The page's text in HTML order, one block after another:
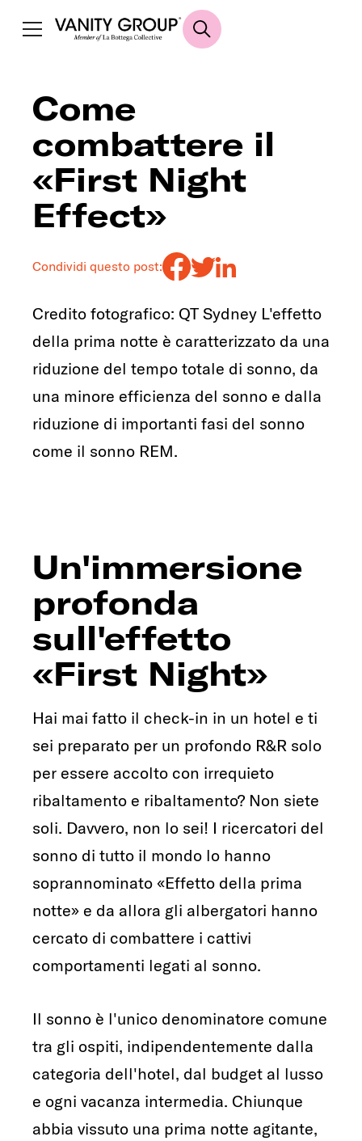
Come
combattere il
«First Night
Effect»
Condividi questo post:
Credito fotografico: QT Sydney L'effetto
della prima notte è caratterizzato da una
riduzione del tempo totale di sonno, da
una minore efficienza del sonno e dalla
riduzione di importanti fasi del sonno
come il sonno REM.
Un'immersione
profonda
sull'effetto
«First Night»
Hai mai fatto il check-in in un hotel e ti
sei preparato per un profondo R&R solo
per essere accolto con irrequieto
ribaltamento e ribaltamento? Non siete
soli. Davvero, non lo sei! I ricercatori del
sonno di tutto il mondo lo hanno
soprannominato «Effetto della prima
notte» e da allora gli albergatori hanno
cercato di combattere i cattivi
comportamenti legati al sonno.
Il sonno è l'unico denominatore comune
tra gli ospiti, indipendentemente dalla
categoria dell'hotel, dal budget al lusso
e ogni vacanza intermedia. Chiunque
abbia vissuto una prima notte agitante,